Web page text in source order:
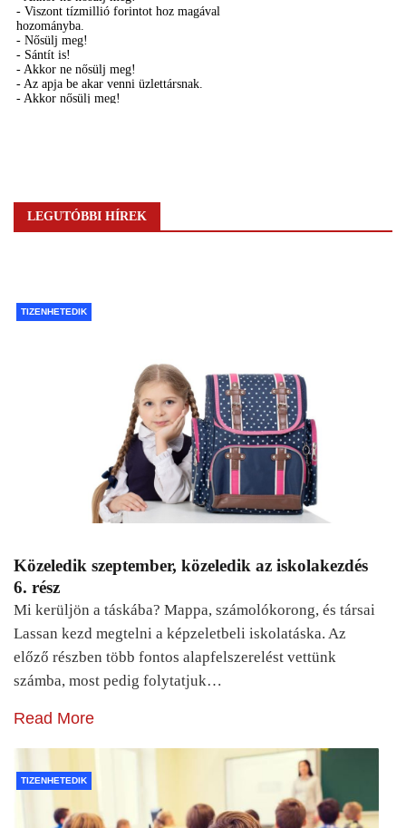
LEGUTÓBBI HÍREK
TIZENHETEDIK
Közeledik szeptember, közeledik az iskolakezdés
6. rész
Mi kerüljön a táskába? Mappa, számolókorong, és társai
Lassan kezd megtelni a képzeletbeli iskolatáska. Az
előző részben több fontos alapfelszerelést vettünk
számba, most pedig folytatjuk…
Read More
TIZENHETEDIK